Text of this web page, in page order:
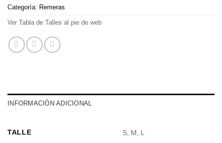
Categoría: Remeras
Ver Tabla de Talles al pie de web
INFORMACIÓN ADICIONAL
TALLE S, M, L